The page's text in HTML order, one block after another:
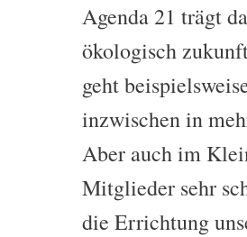
Agenda 21 trägt
ökologisch
geht
inzwischen in
Aber auch im
Mitglieder sehr
die Errichtung